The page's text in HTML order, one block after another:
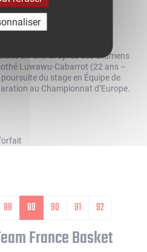
forfait
à Paris et après des examens
Luwawu-Cabarrot (22 ans –
du stage en Équipe de
au Championnat d’Europe.
88 89 90 91 92
France Basket